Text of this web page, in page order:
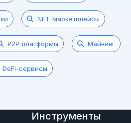
NFT-маркетплейсы
P2P-платформы Майнинг
DeFi-сервисы
Инструменты